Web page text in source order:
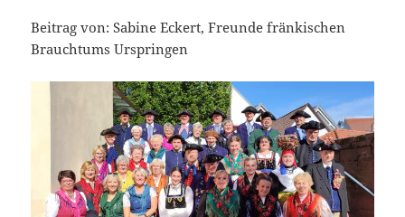
Beitrag von: Sabine Eckert, Freunde fränkischen
Brauchtums Urspringen